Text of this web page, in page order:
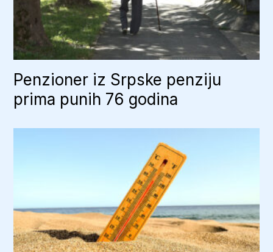
Penzioner iz Srpske penziju
prima punih 76 godina